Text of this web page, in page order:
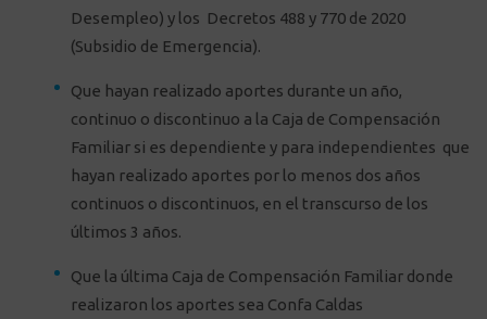
Desempleo) y los Decretos 488 y 770 de 2020
(Subsidio de Emergencia).
Que hayan realizado aportes durante un año,
continuo o discontinuo a la Caja de Compensación
Familiar si es dependiente y para independientes que
hayan realizado aportes por lo menos dos años
continuos o discontinuos, en el transcurso de los
últimos 3 años.
Que la última Caja de Compensación Familiar donde
realizaron los aportes sea Confa Caldas